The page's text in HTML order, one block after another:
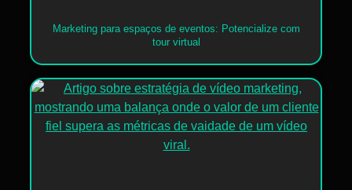
Marketing para espaços de eventos: Potencialize com
tour virtual